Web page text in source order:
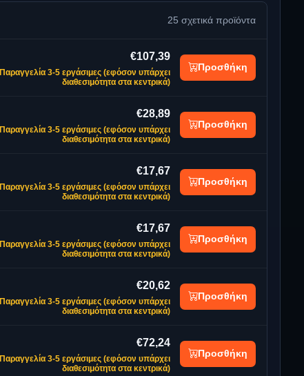
25 σχετικά προϊόντα
€107,39
Παραγγελία 3-5 εργάσιμες (εφόσον υπάρχει
διαθεσιμότητα στα κεντρικά)
Προσθήκη
€28,89
Παραγγελία 3-5 εργάσιμες (εφόσον υπάρχει
διαθεσιμότητα στα κεντρικά)
Προσθήκη
€17,67
Παραγγελία 3-5 εργάσιμες (εφόσον υπάρχει
διαθεσιμότητα στα κεντρικά)
Προσθήκη
€17,67
Παραγγελία 3-5 εργάσιμες (εφόσον υπάρχει
διαθεσιμότητα στα κεντρικά)
Προσθήκη
€20,62
Παραγγελία 3-5 εργάσιμες (εφόσον υπάρχει
διαθεσιμότητα στα κεντρικά)
Προσθήκη
€72,24
Παραγγελία 3-5 εργάσιμες (εφόσον υπάρχει
διαθεσιμότητα στα κεντρικά)
Προσθήκη